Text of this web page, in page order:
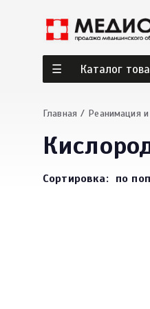
Каталог
Главная Реанимация и
Сортировка: по